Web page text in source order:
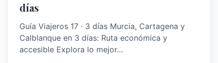
días
Guía Viajeros 17 · 3 días Murcia, Cartagena y
Calblanque en 3 días: Ruta económica y
accesible Explora lo mejor…